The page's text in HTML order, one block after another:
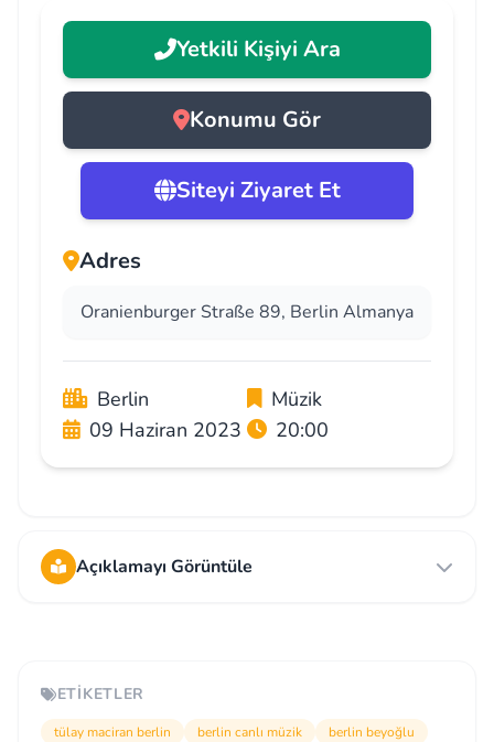
Yetkili Kişiyi Ara
Konumu Gör
Siteyi Ziyaret Et
Adres
Oranienburger Straße 89, Berlin Almanya
Berlin
Müzik
09 Haziran 2023
20:00
Açıklamayı Görüntüle
ETIKETLER
tülay maciran berlin berlin canlı müzik
berlin beyoğlu